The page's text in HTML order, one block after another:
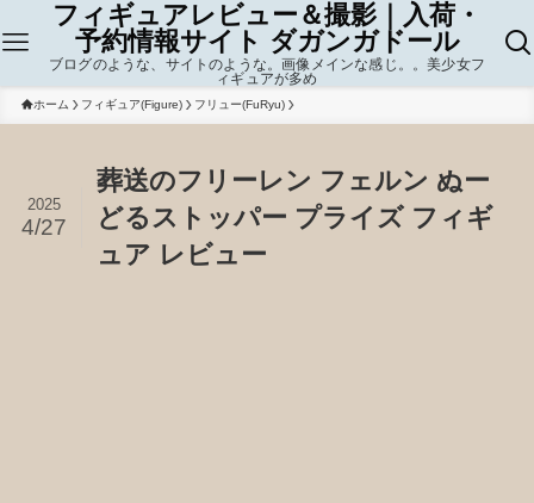
フィギュアレビュー＆撮影｜入荷・
予約情報サイト ダガンガドール
ブログのような、サイトのような。画像メインな感じ。。美少女フ
ィギュアが多め
ホーム フィギュア(Figure) フリュー(FuRyu)
葬送のフリーレン フェルン ぬー
どるストッパー プライズ フィギ
ュア レビュー
2025
4/27